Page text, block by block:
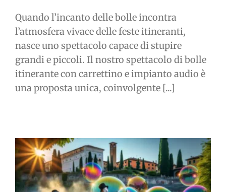
Quando l’incanto delle bolle incontra
l’atmosfera vivace delle feste itineranti,
nasce uno spettacolo capace di stupire
grandi e piccoli. Il nostro spettacolo di bolle
itinerante con carrettino e impianto audio è
una proposta unica, coinvolgente [...]